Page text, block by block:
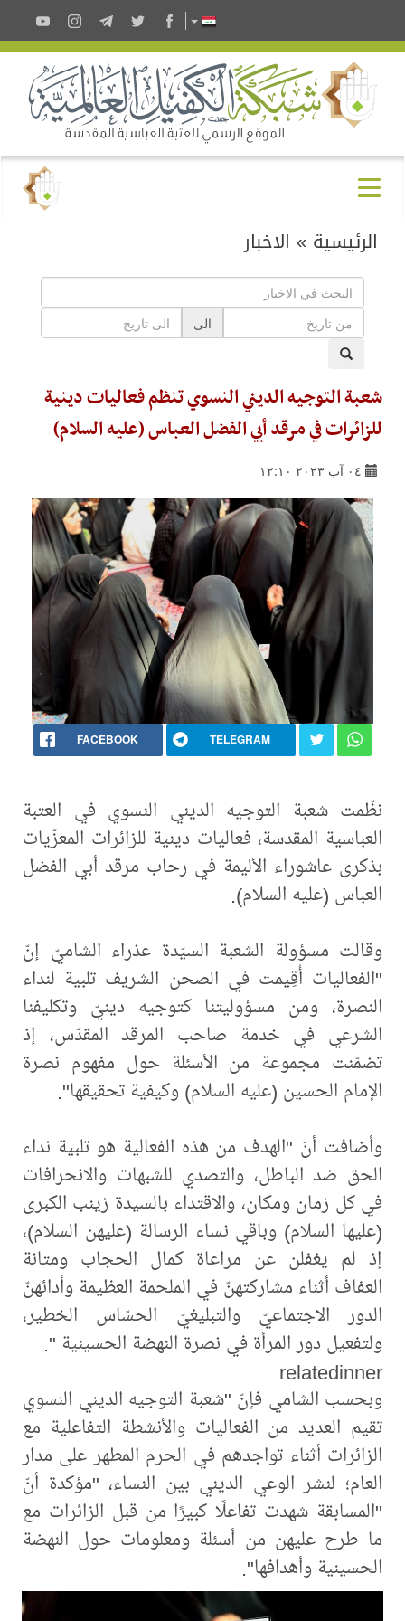
الرئيسية » الاخبار
الى
شعبة التوجيه الديني النسوي تنظم فعاليات دينية
للزائرات في مرقد أبي الفضل العباس (عليه السلام)
٠٤ آب ٢٠٢٣ ١٢:١٠
FACEBOOK TELEGRAM
نظّمت شعبة التوجيه الديني النسوي في العتبة
العباسية المقدسة، فعاليات دينية للزائرات المعزّيات
بذكرى عاشوراء الأليمة في رحاب مرقد أبي الفضل
العباس (عليه السلام).
وقالت مسؤولة الشعبة السيّدة عذراء الشاميّ إنّ
"الفعاليات أُقِيمت في الصحن الشريف تلبية لنداء
النصرة، ومن مسؤوليتنا كتوجيه دينيّ وتكليفنا
الشرعي في خدمة صاحب المرقد المقدّس، إذ
تضمّنت مجموعة من الأسئلة حول مفهوم نصرة
الإمام الحسين (عليه السلام) وكيفية تحقيقها".
وأضافت أنّ "الهدف من هذه الفعالية هو تلبية نداء
الحق ضد الباطل، والتصدي للشبهات والانحرافات
في كل زمان ومكان، والاقتداء بالسيدة زينب الكبرى
(عليها السلام) وباقي نساء الرسالة (عليهن السلام)،
إذ لم يغفلن عن مراعاة كمال الحجاب ومتانة
العفاف أثناء مشاركتهنّ في الملحمة العظيمة وأدائهنّ
الدور الاجتماعيّ والتبليغيّ الحسّاس الخطير،
ولتفعيل دور المرأة في نصرة النهضة الحسينية ".
relatedinner
وبحسب الشامي فإنّ "شعبة التوجيه الديني النسوي
تقيم العديد من الفعاليات والأنشطة التفاعلية مع
الزائرات أثناء تواجدهم في الحرم المطهر على مدار
العام؛ لنشر الوعي الديني بين النساء، "مؤكدة أنّ
"المسابقة شهدت تفاعلًا كبيرًا من قبل الزائرات مع
ما طرح عليهن من أسئلة ومعلومات حول النهضة
الحسينية وأهدافها".